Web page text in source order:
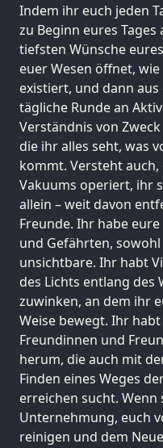
Indem ihr euch jeden
zu Beginn eures
tiefsten Wünsche
euer Wesen öffnet,
existiert, und dann
tägliche Runde an
Verständnis von
die ihr alles seht, was
kommt. Versteht
Vakuums operiert, ihr
allein – weit davon
Freunde. Ihr habe
und Gefährten,
unsichtbare. Ihr habt
des Lichts entlang des
zuwinken, an dem ihr
Weise bewegt. Ihr
Freundinnen und
herum, die auch mit
Finden eines Weges
erreichen sucht. Wenn
Unternehmung, euch
reinigen und dem